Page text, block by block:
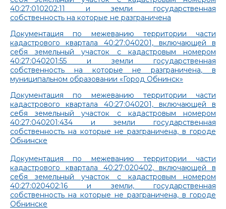
40:27:010202:11 и земли государственная
собственность на которые не разграничена
Документация по межеванию территории части
кадастрового квартала 40:27:040201, включающей в
себя земельный участок с кадастровым номером
40:27:040201:55 и земли государственная
собственность на которые не разграничена, в
муниципальном образовании «Город Обнинск»
Документация по межеванию территории части
кадастрового квартала 40:27:040201, включающей в
себя земельный участок с кадастровым номером
40:27:040201:434 и земли государственная
собственность на которые не разграничена, в городе
Обнинске
Документация по межеванию территории части
кадастрового квартала 40:27:020402, включающей в
себя земельный участок с кадастровым номером
40:27:020402:16 и земли, государственная
собственность на которые не разграничена, в городе
Обнинске